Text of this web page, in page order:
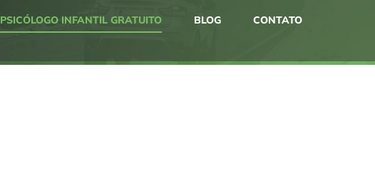
PSICÓLOGO INFANTIL GRATUITO BLOG CONTATO